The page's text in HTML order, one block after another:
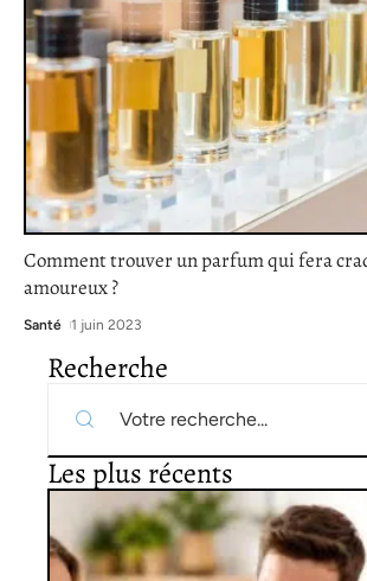
Comment trouver un parfum qui fera
amoureux ?
Santé 1 juin 2023
Recherche
Les plus récents